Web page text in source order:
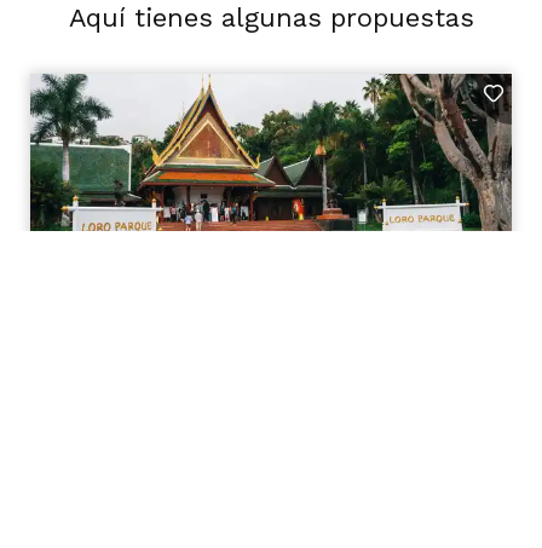
Aquí tienes algunas propuestas